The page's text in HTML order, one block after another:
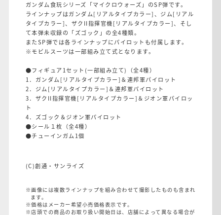
ガンダム食玩シリーズ「マイクロウォーズ」のSP弾です。
ラインナップはガンダム[リアルタイプカラー]、ジム[リアル
タイプカラー]、ザクII指揮官機[リアルタイプカラー]、そし
て本弾未収録の「ズゴック」の全4種類。
またSP弾では各ラインナップにパイロットも付属します。
※モビルスーツは一部組み立て式となります。
●フィギュア1セット(一部組み立て)（全4種）
1．ガンダム[リアルタイプカラー]＆連邦軍パイロット
2．ジム[リアルタイプカラー]＆連邦軍パイロット
3．ザクII指揮官機[リアルタイプカラー]＆ジオン軍パイロッ
ト
4．ズゴック＆ジオン軍パイロット
●シール１枚（全4種）
●チューインガム1個
(C)創通・サンライズ
※画像には複数ラインナップを組み合わせて撮影したものも含まれ
ます。
※価格はメーカー希望小売価格表示です。
※店頭での商品のお取り扱い開始日は、店舗によって異なる場合が